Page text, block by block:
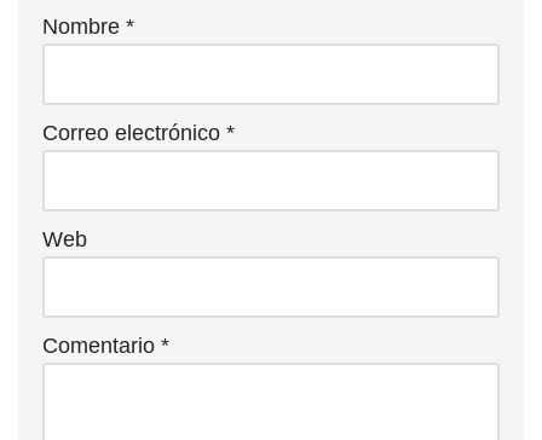
Nombre *
Correo electrónico *
Web
Comentario *